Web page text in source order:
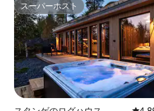
スーパーホスト
スーパーホスト